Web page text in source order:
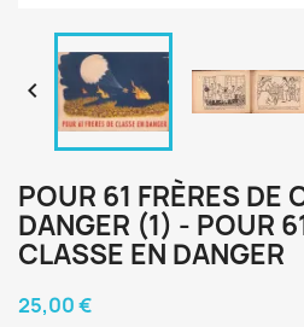

POUR 61 FRÈRES DE
DANGER (1) - POUR
CLASSE EN DANGER
25,00 €